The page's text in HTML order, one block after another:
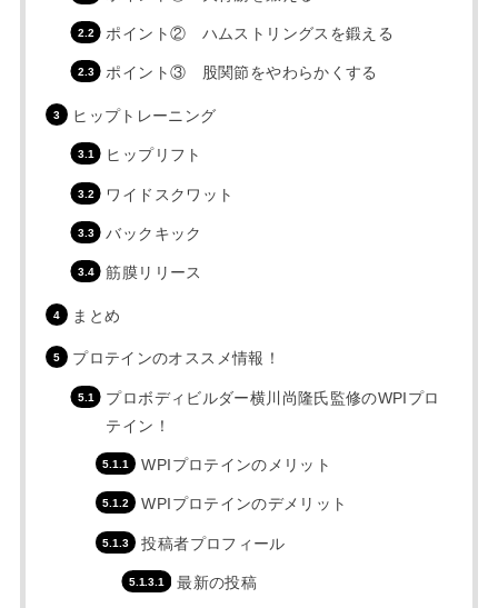
ポイント② ハムストリングスを鍛える
ポイント③ 股関節をやわらかくする
ヒップトレーニング
ヒップリフト
ワイドスクワット
バックキック
筋膜リリース
まとめ
プロテインのオススメ情報！
プロボディビルダー横川尚隆氏監修のWPIプロ
テイン！
WPIプロテインのメリット
WPIプロテインのデメリット
投稿者プロフィール
最新の投稿